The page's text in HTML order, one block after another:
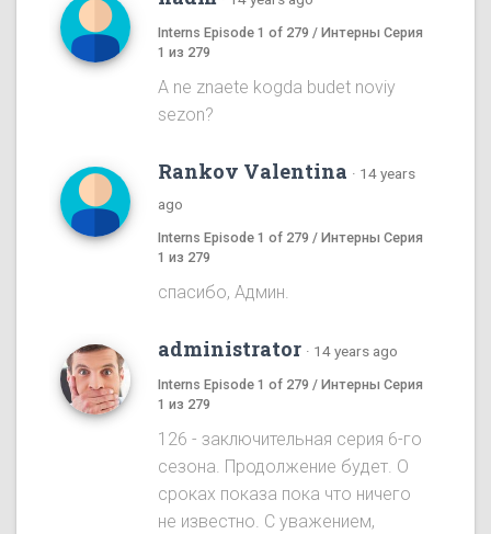
Interns Episode 1 of 279 / Интерны Серия
1 из 279
A ne znaete kogda budet noviy
sezon?
Rankov Valentina · 14 years
ago
Interns Episode 1 of 279 / Интерны Серия
1 из 279
спасибо, Админ.
administrator · 14 years ago
Interns Episode 1 of 279 / Интерны Серия
1 из 279
126 - заключительная серия 6-го
сезона. Продолжение будет. О
сроках показа пока что ничего
не известно. С уважением,